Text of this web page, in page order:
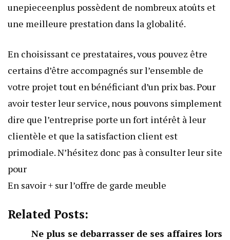
unepieceenplus possèdent de nombreux atoûts et
une meilleure prestation dans la globalité.
En choisissant ce prestataires, vous pouvez être
certains d’être accompagnés sur l’ensemble de
votre projet tout en bénéficiant d’un prix bas. Pour
avoir tester leur service, nous pouvons simplement
dire que l’entreprise porte un fort intérêt à leur
clientèle et que la satisfaction client est
primodiale. N’hésitez donc pas à consulter leur site
pour
En savoir + sur l’offre de garde meuble
Related Posts:
Ne plus se debarrasser de ses affaires lors